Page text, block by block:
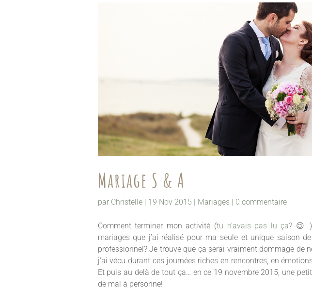
Mariage S & A
par Christelle| 19 Nov 2015 | Mariages | 0 commentaire
Comment terminer mon activité (tu n’avais pas lu ça? 😉
mariages que j’ai réalisé pour ma seule et unique saison
professionnel? Je trouve que ça serai vraiment dommage de
j’ai vécu durant ces journées riches en rencontres, en
Et puis au delà de tout ça… en ce 19 novembre 2015, une
de mal à personne!